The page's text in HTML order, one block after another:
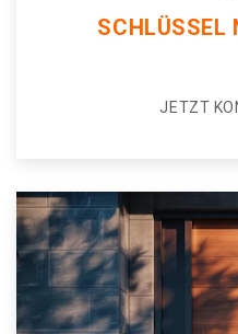
SCHLÜSSEL
JETZT